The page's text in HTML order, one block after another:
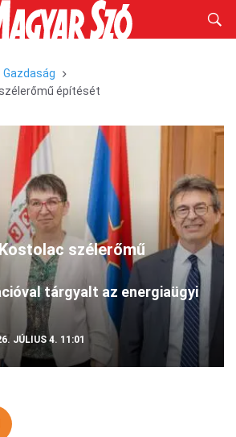
Gazdaság
építését
szélerőmű
tárgyalt az energiaügyi
JÚLIUS 4. 11:01